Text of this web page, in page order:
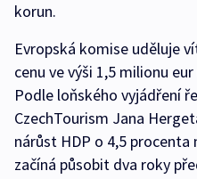
korun.
Evropská komise uděluje
cenu ve výši 1,5 milionu
Podle loňského vyjádření
CzechTourism Jana
nárůst HDP o 4,5
začíná působit dva roky